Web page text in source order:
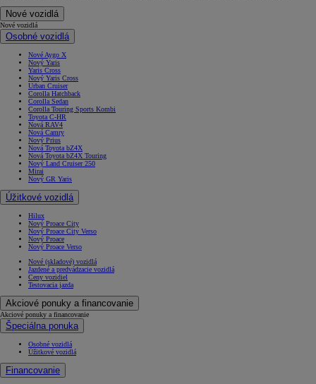
Nové vozidlá
Nové vozidlá
Osobné vozidlá
Nové Aygo X
Nový Yaris
Yaris Cross
Nový Yaris Cross
Urban Cruiser
Corolla Hatchback
Corolla Sedan
Corolla Touring Sports Kombi
Toyota C-HR
Nová RAV4
Nová Camry
Nový Prius
Nová Toyota bZ4X
Nová Toyota bZ4X Touring
Nový Land Cruiser 250
Mirai
Nový GR Yaris
Úžitkové vozidlá
Hilux
Nový Proace City
Nový Proace City Verso
Nový Proace
Nový Proace Verso
Nové (skladové) vozidlá
Jazdené a predvádzacie vozidlá
Ceny vozidiel
Testovacia jazda
Akciové ponuky a financovanie
Akciové ponuky a financovanie
Špeciálna ponuka
Osobné vozidlá
Úžitkové vozidlá
Financovanie